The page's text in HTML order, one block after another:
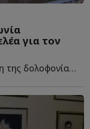
για τον
Νέα τροπή παίρνει η υπόθεση της δολοφονίας της 42χρονης δ...